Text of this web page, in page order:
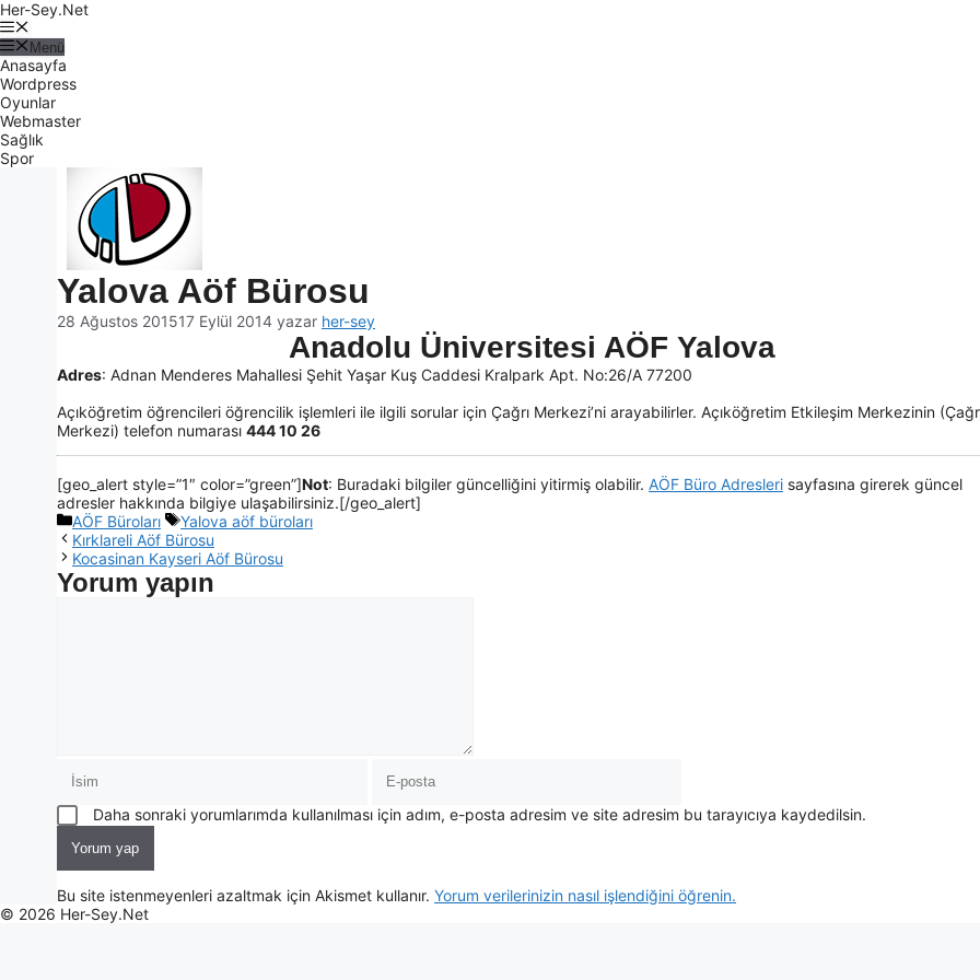
Her-Sey.Net
Menü
Anasayfa
Wordpress
Oyunlar
Webmaster
Sağlık
Spor
Yalova Aöf Bürosu
28 Ağustos 201517 Eylül 2014 yazar her-sey
Anadolu Üniversitesi AÖF Yalova
Adres: Adnan Menderes Mahallesi Şehit Yaşar Kuş Caddesi Kralpark Apt. No:26/A 77200
Açıköğretim öğrencileri öğrencilik işlemleri ile ilgili sorular için Çağrı Merkezi’ni arayabilirler. Açıköğretim Etkileşim Merkezinin
Merkezi) telefon numarası 444 10 26
[geo_alert style=”1″ color=”green”]Not: Buradaki bilgiler güncelliğini yitirmiş olabilir. AÖF Büro Adresleri sayfasına girerek güncel
adresler hakkında bilgiye ulaşabilirsiniz.[/geo_alert]
AÖF Büroları
Yalova aöf büroları
Kırklareli Aöf Bürosu
Kocasinan Kayseri Aöf Bürosu
Yorum yapın
Daha sonraki yorumlarımda kullanılması için adım, e-posta adresim ve site adresim bu tarayıcıya kaydedilsin.
Bu site istenmeyenleri azaltmak için Akismet kullanır. Yorum verilerinizin nasıl işlendiğini öğrenin.
© 2026 Her-Sey.Net